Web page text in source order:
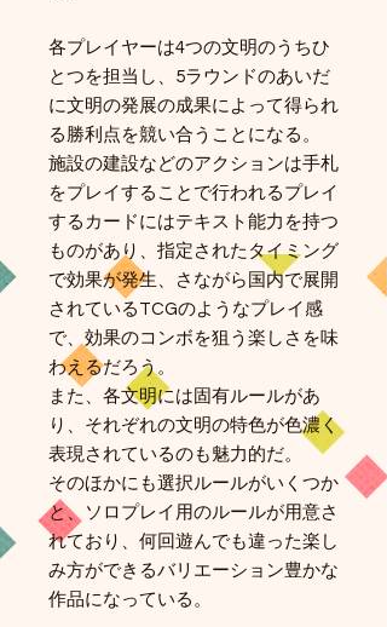
各プレイヤーは4つの文明のうちひ
とつを担当し、5ラウンドのあいだ
に文明の発展の成果によって得られ
る勝利点を競い合うことになる。
施設の建設などのアクションは手札
をプレイすることで行われるプレイ
するカードにはテキスト能力を持つ
ものがあり、指定されたタイミング
で効果が発生、さながら国内で展開
されているTCGのようなプレイ感
で、効果のコンボを狙う楽しさを味
わえるだろう。
また、各文明には固有ルールがあ
り、それぞれの文明の特色が色濃く
表現されているのも魅力的だ。
そのほかにも選択ルールがいくつか
と、ソロプレイ用のルールが用意さ
れており、何回遊んでも違った楽し
み方ができるバリエーション豊かな
作品になっている。